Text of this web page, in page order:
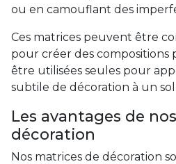
ou en camouflant des
Ces matrices peuvent être
pour créer des compositions
être utilisées seules pour
subtile de décoration à un
Les avantages de
décoration
Nos matrices de décoration